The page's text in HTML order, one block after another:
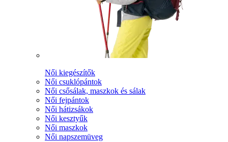
Női kiegészítők
Női csuklópántok
Női csősálak, maszkok és sálak
Női fejpántok
Női hátizsákok
Női kesztyűk
Női maszkok
Női napszemüveg